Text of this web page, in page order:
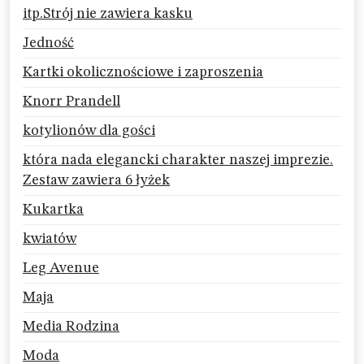
itp.Strój nie zawiera kasku
Jedność
Kartki okolicznościowe i zaproszenia
Knorr Prandell
kotylionów dla gości
która nada elegancki charakter naszej imprezie.
Zestaw zawiera 6 łyżek
Kukartka
kwiatów
Leg Avenue
Maja
Media Rodzina
Moda